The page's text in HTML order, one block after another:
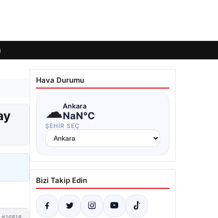
Hava Durumu
☁Ankara
NaN°C
ŞEHIR SEÇ
Bizi Takip Edin